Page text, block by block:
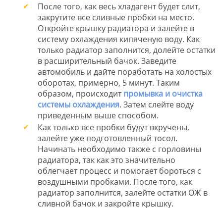
После того, как весь хладагент будет слит,
закрутите все сливные пробки на место.
Откройте крышку радиатора и залейте в
систему охлаждения кипяченую воду. Как
только радиатор заполнится, долейте остатки
в расширительный бачок. Заведите
автомобиль и дайте поработать на холостых
оборотах, примерно, 5 минут. Таким
образом, происходитпромывка и очистка
системы охлаждения. Затем слейте воду
приведенным выше способом.
Как только все пробки будут вкручены,
залейте уже подготовленный тосол.
Начинать необходимо также с горловины
радиатора, так как это значительно
облегчает процесс и помогает бороться с
воздушными пробками. После того, как
радиатор заполнится, залейте остатки ОЖ в
сливной бачок и закройте крышку.